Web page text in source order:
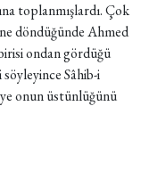
toplanmışlardı. Çok
döndüğünde Ahmed
ondan gördüğü
Sâhib-i
onun üstünlüğünü